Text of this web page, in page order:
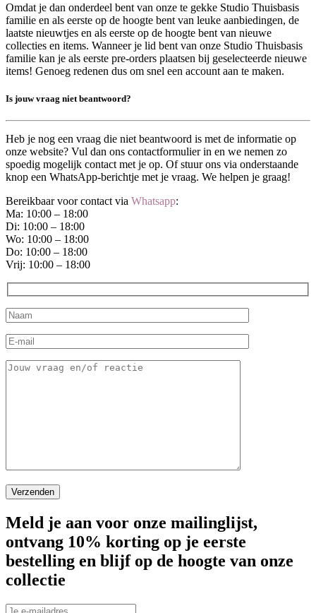
Omdat je dan onderdeel bent van onze te gekke Studio Thuisbasis
familie en als eerste op de hoogte bent van leuke aanbiedingen, de
laatste nieuwtjes en als eerste op de hoogte bent van nieuwe
collecties en items. Wanneer je lid bent van onze Studio Thuisbasis
familie kan je als eerste pre-orders plaatsen bij geselecteerde nieuwe
items! Genoeg redenen dus om snel een account aan te maken.
Is jouw vraag niet beantwoord?
Heb je nog een vraag die niet beantwoord is met de informatie op
onze website? Vul dan ons contactformulier in en we nemen zo
spoedig mogelijk contact met je op. Of stuur ons via onderstaande
knop een WhatsApp-berichtje met je vraag. We helpen je graag!
Bereikbaar voor contact via Whatsapp:
Ma: 10:00 – 18:00
Di: 10:00 – 18:00
Wo: 10:00 – 18:00
Do: 10:00 – 18:00
Vrij: 10:00 – 18:00
Meld je aan voor onze mailinglijst,
ontvang 10% korting op je eerste
bestelling en blijf op de hoogte van onze
collectie